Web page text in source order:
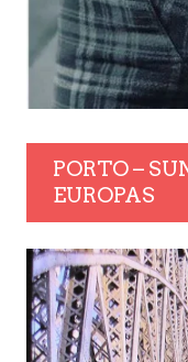
PORTO –
EUROPAS